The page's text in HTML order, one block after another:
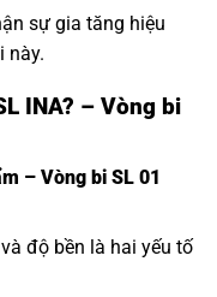
sự gia tăng hiệu
này.
INA? – Vòng bi
– Vòng bi SL 01
độ bền là hai yếu tố